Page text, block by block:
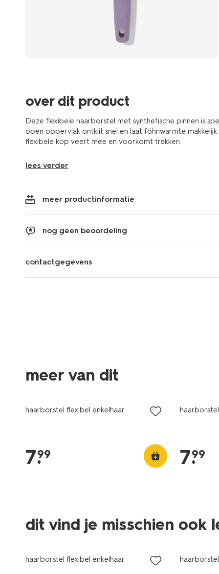
over dit product
Deze flexibele haarborstel met synthetische pinnen is
open oppervlak ontklit snel en laat föhnwarmte
flexibele kop veert mee en voorkomt trekken.
lees verder
meer productinformatie
nog geen beoordeling
contactgegevens
meer van dit
haarborstel flexibel enkelhaar
7.
99 7.
99
dit vind je misschien ook
haarborstel flexibel enkelhaar